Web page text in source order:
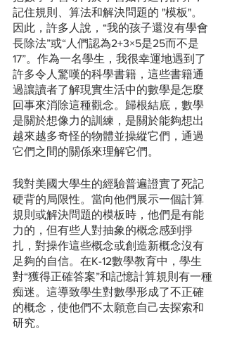
記住規則、算法和解決問題的 "模板"。
因此，許多人說，“我的孩子還沒有學會
長除法”或“人們認為2+3×5是25而不是
17”。作為一名學生，我很幸運地遇到了
許多令人驚嘆的科學書籍，這些書籍通
過讓讀者了解現實生活中的數學是怎麼
回事來消除這種觀念。歸根結底，數學
是關於想像力的訓練，是關於能夠想出
越來越多奇怪的物體並操縱它們，通過
它們之間的關係來理解它們。
我對美國大學生的經驗普遍證實了死記
硬背的局限性。當向他們展示一個計算
規則或解決問題的模板時，他們是有能
力的，但有些人對抽象的概念感到掙
扎，對操作這些概念或創造新概念沒有
足夠的自信。在K-12數學教育中，學生
對“獲得正確答案”和記憶計算規則有一種
痴迷。這導致學生對數學形成了不正確
的概念，使他們不太願意自己去探索和
研究。